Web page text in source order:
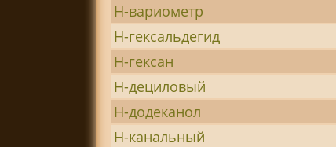
Н-вариометр
Н-гексальдегид
Н-гексан
Н-дециловый
Н-додеканол
Н-канальный